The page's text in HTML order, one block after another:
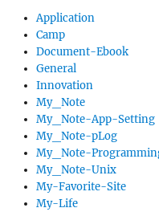
Application
Camp
Document-Ebook
General
Innovation
My_Note
My_Note-App-Setting
My_Note-pLog
My_Note-
My_Note-Unix
My-Favorite-Site
My-Life